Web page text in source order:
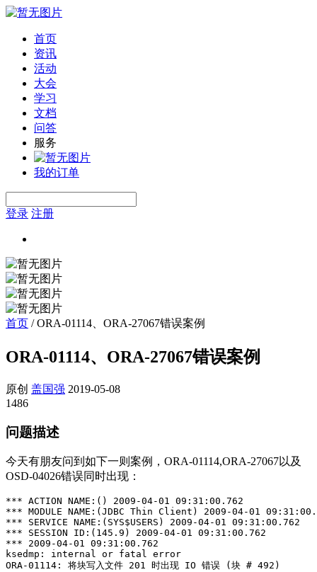
首页
资讯
活动
大会
学习
文档
问答
服务
我的订单
登录 注册
首页 /ORA-01114、ORA-27067错误案例
ORA-01114、ORA-27067错误案例
原创 盖国强 2019-05-08
1486
问题描述
今天有朋友问到如下一则案例，ORA-01114,ORA-27067以及
OSD-04026错误同时出现：
*** ACTION NAME:() 2009-04-01 09:31:00.762
*** MODULE NAME:(JDBC Thin Client) 2009-04-01
*** SERVICE NAME:(SYS$USERS) 2009-04-01 09:31:00.762
*** SESSION ID:(145.9) 2009-04-01 09:31:00.762
*** 2009-04-01 09:31:00.762
ksedmp: internal or fatal error
ORA-01114: 将块写入文件 201 时出现 IO 错误 (块 # 492)